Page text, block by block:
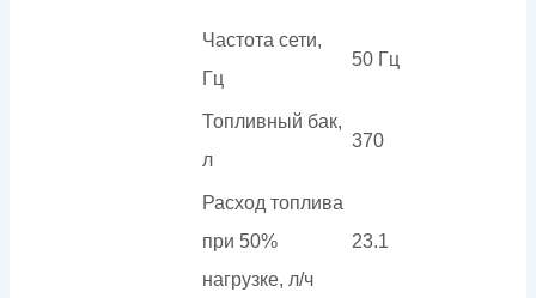
Частота сети,
Гц
50 Гц
Топливный бак,
л
370
Расход топлива
при 50%
нагрузке, л/ч
23.1